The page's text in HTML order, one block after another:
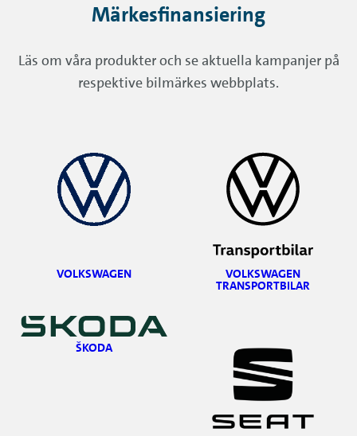
Märkesfinansiering
Läs om våra produkter och se aktuella kampanjer på
respektive bilmärkes webbplats.
VOLKSWAGEN VOLKSWAGEN
TRANSPORTBILAR
ŠKODA